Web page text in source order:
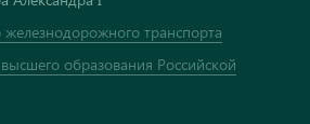
железнодорожного транспорта
образования Российской